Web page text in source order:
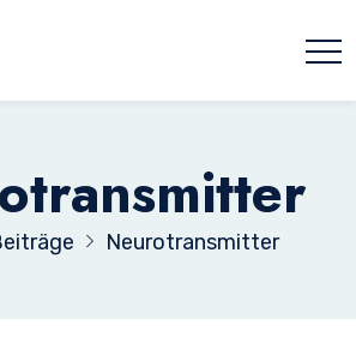
Neurotransmitter